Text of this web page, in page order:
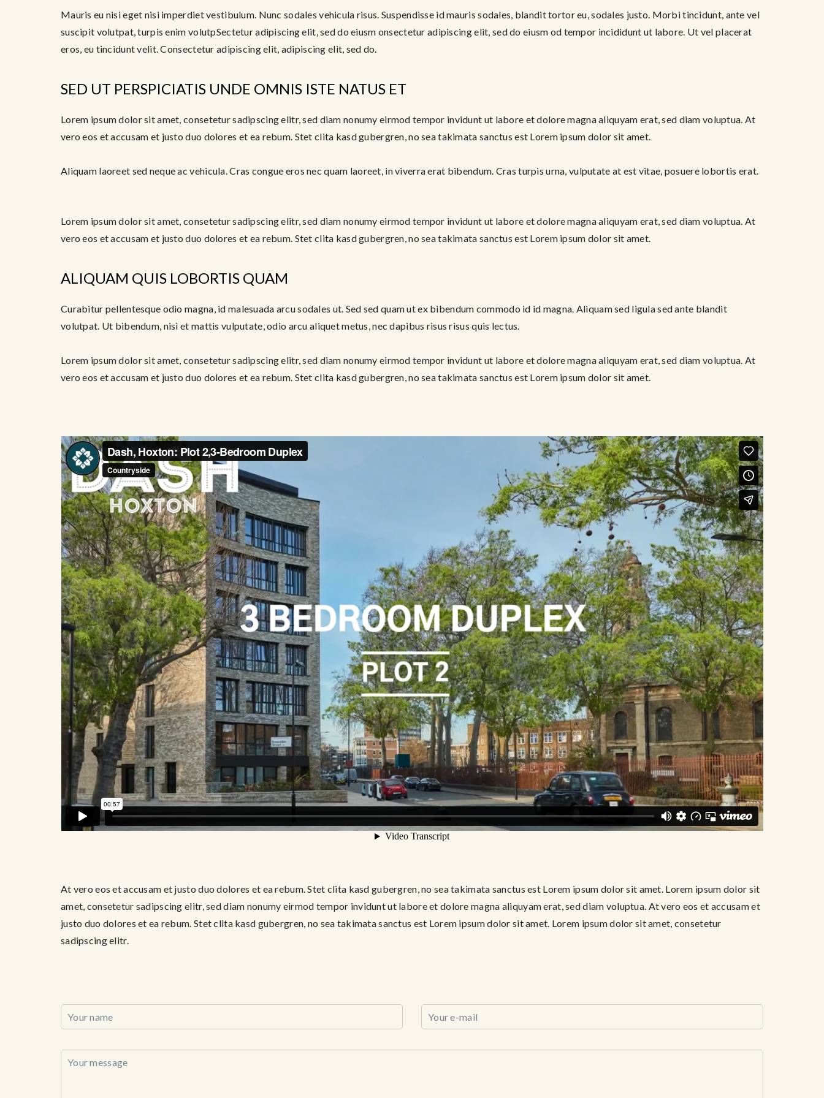
Mauris eu nisi eget nisi imperdiet vestibulum. Nunc sodales vehicula risus. Suspendisse id mauris sodales, blandit tortor eu, sodales justo. Morbi tincidunt, ante vel
suscipit volutpat, turpis enim volutpSectetur adipiscing elit, sed do eiusm onsectetur adipiscing elit, sed do eiusm od tempor incididunt ut labore. Ut vel placerat
eros, eu tincidunt velit. Consectetur adipiscing elit, adipiscing elit, sed do.
SED UT PERSPICIATIS UNDE OMNIS ISTE NATUS ET
Lorem ipsum dolor sit amet, consetetur sadipscing elitr, sed diam nonumy eirmod tempor invidunt ut labore et dolore magna aliquyam erat, sed diam voluptua. At
vero eos et accusam et justo duo dolores et ea rebum. Stet clita kasd gubergren, no sea takimata sanctus est Lorem ipsum dolor sit amet.
Aliquam laoreet sed neque ac vehicula. Cras congue eros nec quam laoreet, in viverra erat bibendum. Cras turpis urna, vulputate at est vitae, posuere lobortis erat.
Lorem ipsum dolor sit amet, consetetur sadipscing elitr, sed diam nonumy eirmod tempor invidunt ut labore et dolore magna aliquyam erat, sed diam voluptua. At
vero eos et accusam et justo duo dolores et ea rebum. Stet clita kasd gubergren, no sea takimata sanctus est Lorem ipsum dolor sit amet.
ALIQUAM QUIS LOBORTIS QUAM
Curabitur pellentesque odio magna, id malesuada arcu sodales ut. Sed sed quam ut ex bibendum commodo id id magna. Aliquam sed ligula sed ante blandit
volutpat. Ut bibendum, nisi et mattis vulputate, odio arcu aliquet metus, nec dapibus risus risus quis lectus.
Lorem ipsum dolor sit amet, consetetur sadipscing elitr, sed diam nonumy eirmod tempor invidunt ut labore et dolore magna aliquyam erat, sed diam voluptua. At
vero eos et accusam et justo duo dolores et ea rebum. Stet clita kasd gubergren, no sea takimata sanctus est Lorem ipsum dolor sit amet.
At vero eos et accusam et justo duo dolores et ea rebum. Stet clita kasd gubergren, no sea takimata sanctus est Lorem ipsum dolor sit amet. Lorem ipsum dolor sit
amet, consetetur sadipscing elitr, sed diam nonumy eirmod tempor invidunt ut labore et dolore magna aliquyam erat, sed diam voluptua. At vero eos et accusam et
justo duo dolores et ea rebum. Stet clita kasd gubergren, no sea takimata sanctus est Lorem ipsum dolor sit amet. Lorem ipsum dolor sit amet, consetetur
sadipscing elitr.